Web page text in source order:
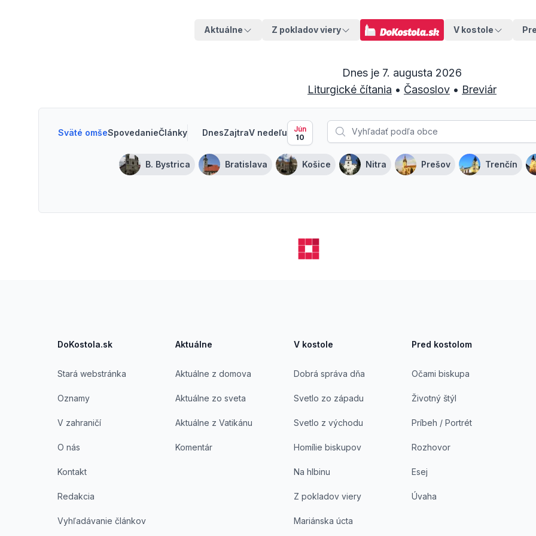
Aktuálne Z pokladov viery V kostole
Dnes je 7. augusta 2026
Liturgické čítania • Časoslov • Breviár
Sväté omšeSpovedanieČlánky DnesZajtraV nedeľu
Jún
10
B. Bystrica Bratislava Košice Nitra Prešov Trenčín
DoKostola.sk
Stará webstránka
Oznamy
V zahraničí
O nás
Kontakt
Redakcia
Vyhľadávanie článkov
Aktuálne
Aktuálne z domova
Aktuálne zo sveta
Aktuálne z Vatikánu
Komentár
V kostole
Dobrá správa dňa
Svetlo zo západu
Svetlo z východu
Homílie biskupov
Na hlbinu
Z pokladov viery
Mariánska úcta
Pred kostolom
Očami biskupa
Životný štýl
Príbeh / Portrét
Rozhovor
Esej
Úvaha